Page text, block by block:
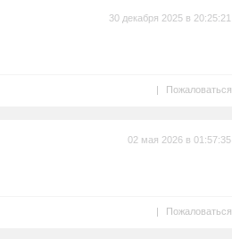
30 декабря 2025 в 20:25:21
Пожаловаться
|
02 мая 2026 в 01:57:35
Пожаловаться
|